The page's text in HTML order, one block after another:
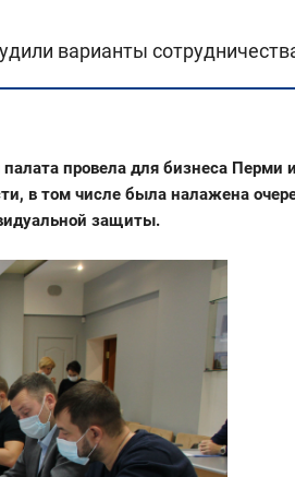
варианты
провела для бизнеса
в том числе была налажена
защиты.